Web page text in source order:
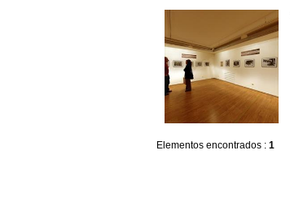
Elementos encontrados : 1